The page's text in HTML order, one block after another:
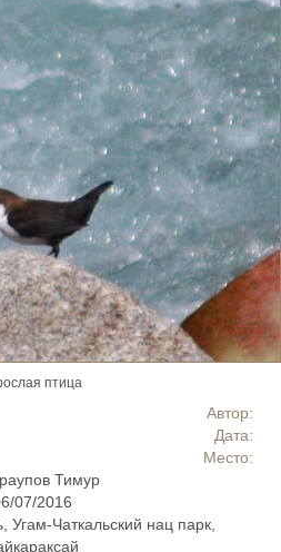
Автор:
Дата:
Место:
Тимур
07/2016
Угам-Чаткальский нац парк,
птица